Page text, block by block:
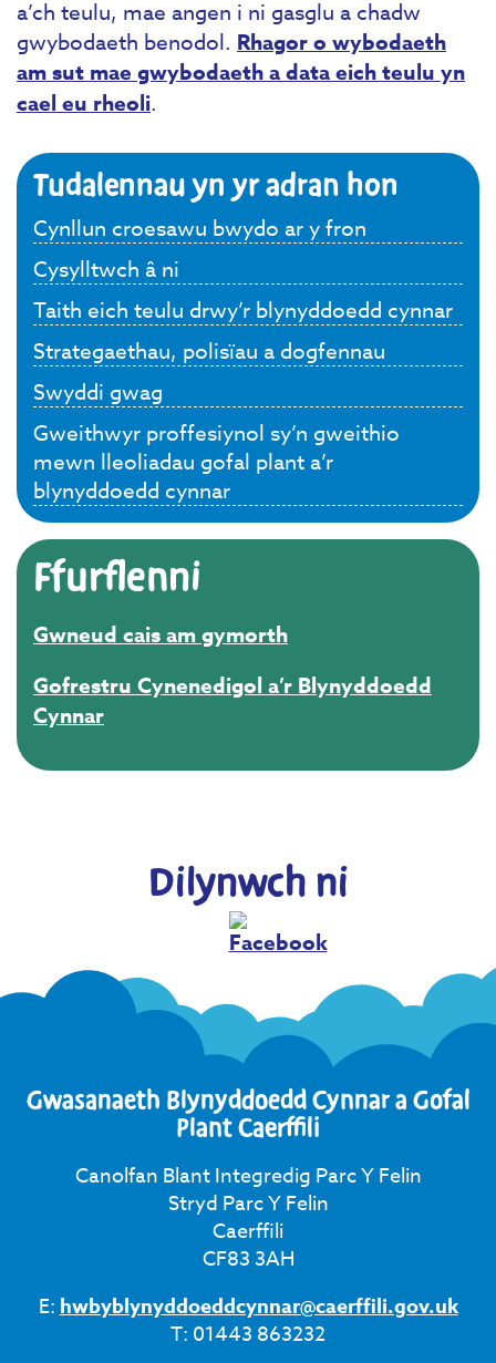
a’ch teulu, mae angen i ni gasglu a chadw
gwybodaeth benodol. Rhagor o wybodaeth
am sut mae gwybodaeth a data eich teulu yn
cael eu rheoli.
Tudalennau yn yr adran hon
Cynllun croesawu bwydo ar y fron
Cysylltwch â ni
Taith eich teulu drwy’r blynyddoedd cynnar
Strategaethau, polisïau a dogfennau
Swyddi gwag
Gweithwyr proffesiynol sy’n gweithio
mewn lleoliadau gofal plant a’r
blynyddoedd cynnar
Ffurflenni
Gwneud cais am gymorth
Gofrestru Cynenedigol a’r Blynyddoedd
Cynnar
Dilynwch ni
Gwasanaeth Blynyddoedd Cynnar a Gofal
Plant Caerffili
Canolfan Blant Integredig Parc Y Felin
Stryd Parc Y Felin
Caerffili
CF83 3AH
E:hwbyblynyddoeddcynnar@caerffili.gov.uk
T: 01443 863232